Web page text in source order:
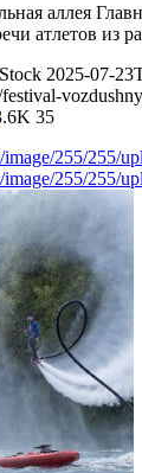
аллея
атлетов из
2025-07-
35
255/255/
255/255/